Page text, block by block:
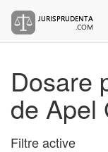
Dosare
de Apel
Filtre active